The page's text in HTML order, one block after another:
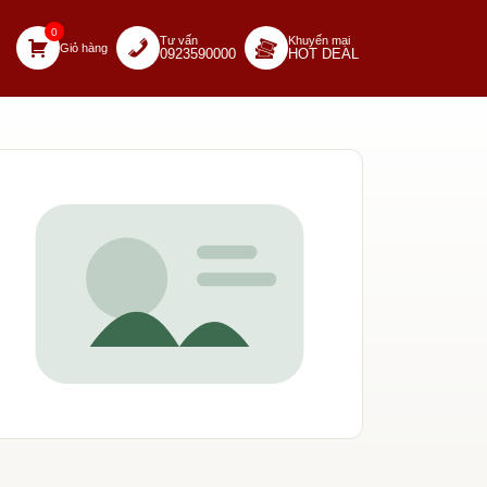
0
Giỏ hàng
Tư vấn
0923590000
Khuyến mại
HOT DEAL